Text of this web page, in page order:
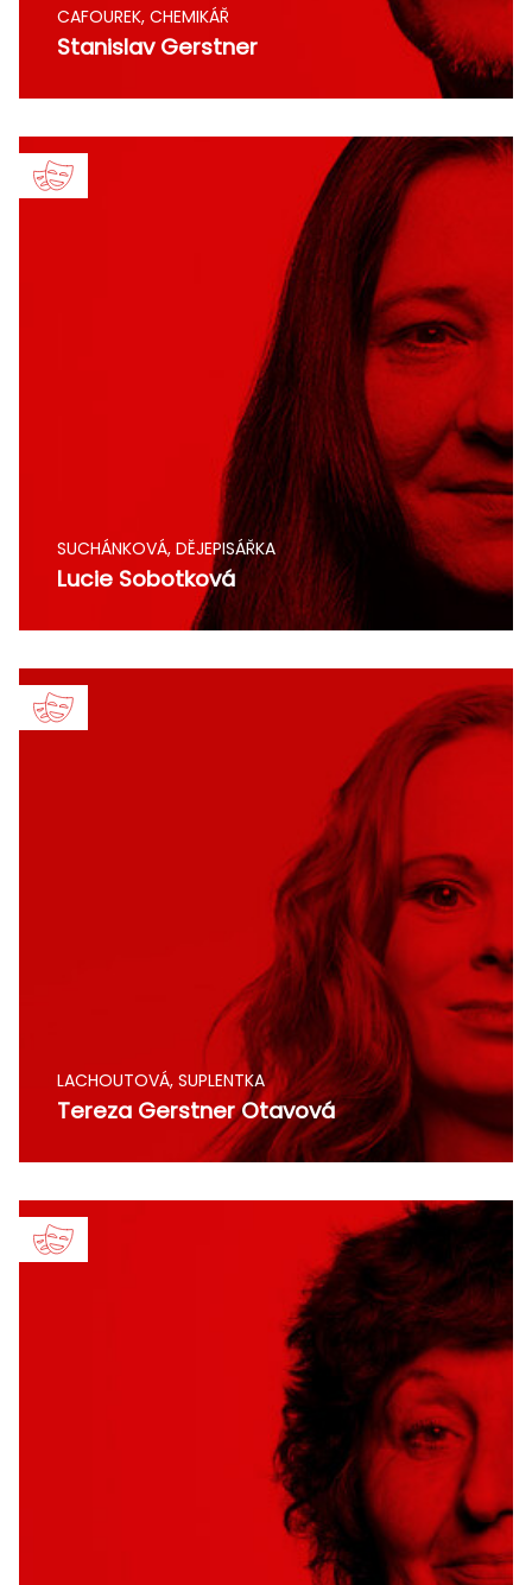
CAFOUREK, CHEMIKÁŘ
Stanislav Gerstner
SUCHÁNKOVÁ, DĚJEPISÁŘKA
Lucie Sobotková
LACHOUTOVÁ, SUPLENTKA
Tereza Gerstner Otavová